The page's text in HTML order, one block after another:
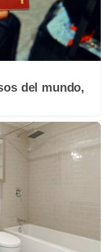
del mundo,